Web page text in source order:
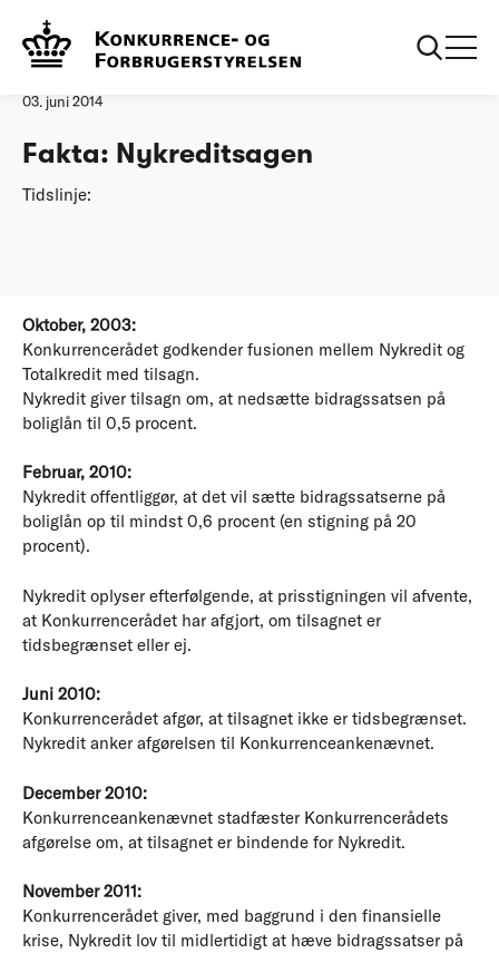
Forside
03. juni 2014
Fakta: Nykreditsagen
Tidslinje:
Oktober, 2003:
Konkurrencerådet godkender fusionen mellem Nykredit og
Totalkredit med tilsagn.
Nykredit giver tilsagn om, at nedsætte bidragssatsen på
boliglån til 0,5 procent.
Februar, 2010:
Nykredit offentliggør, at det vil sætte bidragssatserne på
boliglån op til mindst 0,6 procent (en stigning på 20
procent).
Nykredit oplyser efterfølgende, at prisstigningen vil afvente,
at Konkurrencerådet har afgjort, om tilsagnet er
tidsbegrænset eller ej.
Juni 2010:
Konkurrencerådet afgør, at tilsagnet ikke er tidsbegrænset.
Nykredit anker afgørelsen til Konkurrenceankenævnet.
December 2010:
Konkurrenceankenævnet stadfæster Konkurrencerådets
afgørelse om, at tilsagnet er bindende for Nykredit.
November 2011:
Konkurrencerådet giver, med baggrund i den finansielle
krise, Nykredit lov til midlertidigt at hæve bidragssatser på